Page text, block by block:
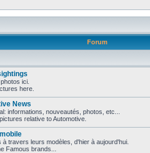
Forum
ici.
here.
News
informations, nouveautés, photos, etc...
relative to Automotive.
à travers leurs modèles, d'hier à aujourd'hui.
Famous brands...